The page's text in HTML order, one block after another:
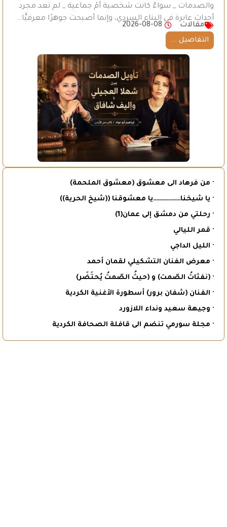
والصدمات _ سواءٌ كانت شخصية أمْ جماعية _ لم تعد مجرد
أحداث عابرة في البناء السردي، وإنما أصبحت جوهرًا معرفيًّا…
مقالات
2026-08-08
التفاصيل ...
· من فرهاد الى معشوق (معشوق الملحمة)
· يا شيخنا………………يا معشوقنا ((شيخ الحرية))
· رحلتي من دمشق إلى عمان(1)
· قمر الليالي
· الليل الداجي
· معرض الفنان التشكيلي لقمان أحمد
· (نفثاتُ الصّمت) و (حيثُ الصّمتُ يُحتَضَر)
· الفنان (شفان برور) أسطورة الأغنية الكردية
· وجيهة سعيد ونداء اللازورد
· مجلة سورمي تنضم الى قافلة الصحافة الكردية